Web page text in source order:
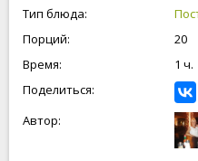
Тип блюда:
Порций:
20
Время:
1 ч.
Поделиться:
Автор: